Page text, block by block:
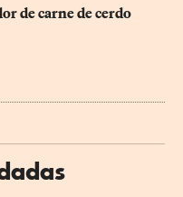
de carne de cerdo